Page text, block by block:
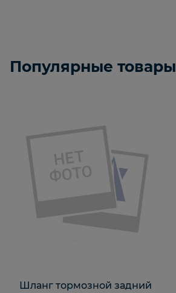
Популярные товары
Шланг тормозной задний